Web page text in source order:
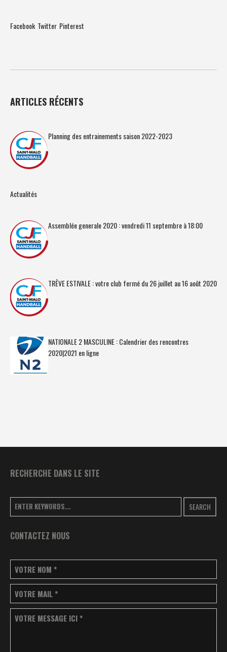
Facebook Twitter Pinterest
ARTICLES RÉCENTS
Planning des entrainements saison 2022-2023
Actualités
Assemblée generale 2020 : vendredi 11 septembre à 18:00
TRÊVE ESTIVALE : votre club fermé du 26 juillet au 16 août 2020
NATIONALE 2 MASCULINE : Calendrier des rencontres
2020|2021 en ligne
RECHERCHE DANS LE SITE
SEARCH
CONTACTEZ NOUS
VOTRE NOM *
VOTRE MAIL *
VOTRE MESSAGE ICI *